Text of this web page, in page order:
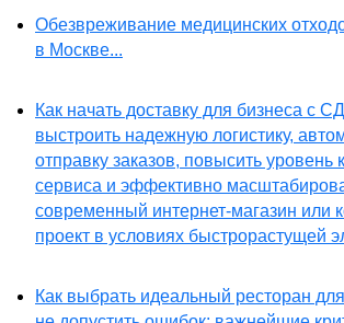
Обезвреживание медицинских
в Москве...
Как начать доставку для бизнеса с
выстроить надежную логистику,
отправку заказов, повысить уровень
сервиса и эффективно
современный интернет-магазин или
проект в условиях быстрорастущей
Как выбрать идеальный ресторан